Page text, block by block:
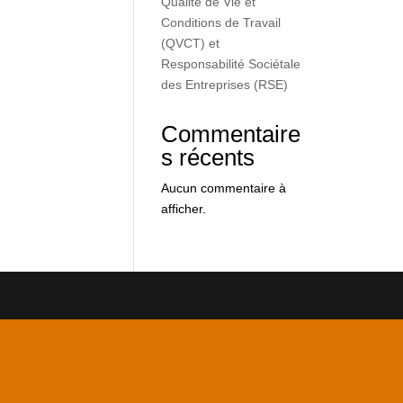
Conditions de Travail
(QVCT) et
Responsabilité Sociétale
des Entreprises (RSE)
Commentaire
s récents
Aucun commentaire à
afficher.